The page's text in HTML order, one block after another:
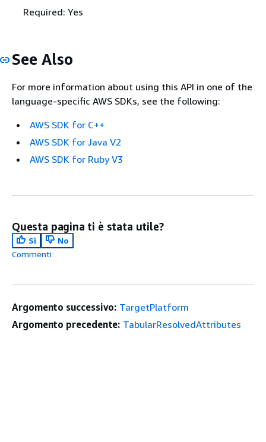
Required: Yes
See Also
For more information about using this API in one of the
language-specific AWS SDKs, see the following:
AWS SDK for C++
AWS SDK for Java V2
AWS SDK for Ruby V3
Questa pagina ti è stata utile?
Sì
No
Commenti
Argomento successivo: TargetPlatform
Argomento precedente: TabularResolvedAttributes